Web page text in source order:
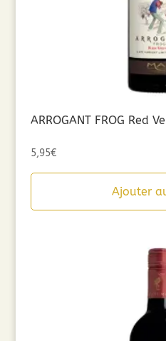
ARROGANT FROG Red
5,95€
Ajouter